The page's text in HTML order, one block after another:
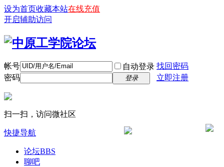
设为首页收藏本站在线充值
开启辅助访问
帐号 自动登录 找回密码
密码
登录 立即注册
扫一扫，访问微社区
快捷导航
论坛BBS
聊吧